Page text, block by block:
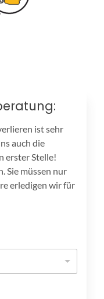
ist sehr
auch die
erster Stelle!
Sie müssen nur
erledigen wir für